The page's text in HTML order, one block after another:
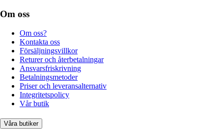
Om oss
Om oss?
Kontakta oss
Försäljningsvillkor
Returer och återbetalningar
Ansvarsfriskrivning
Betalningsmetoder
Priser och leveransalternativ
Integritetspolicy
Vår butik
Våra butiker